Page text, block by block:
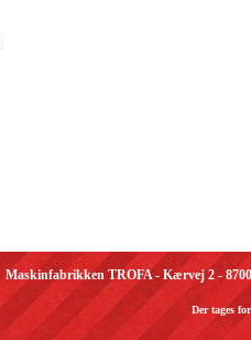
Maskinfabrikken TROFA - Kærvej 2 -
Der tages